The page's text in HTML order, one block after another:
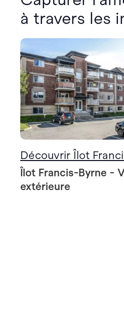
à travers les
Découvrir Îlot
Îlot Francis-Byrne -
extérieure